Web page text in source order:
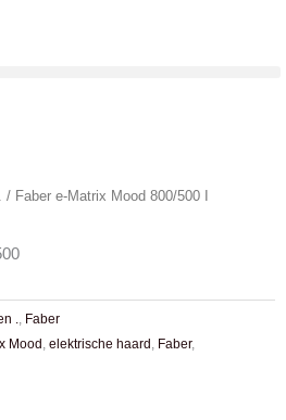
/ Faber e-Matrix Mood 800/500 I
.
Faber
Mood elektrische haard Faber,